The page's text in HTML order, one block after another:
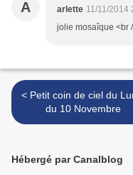
A arlette 11/11/2014
jolie mosaîque <br
< Petit coin de ciel du Lundi
du 10 Novembre
Hébergé par Canalblog